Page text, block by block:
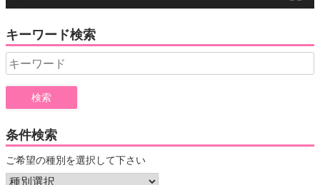
キーワード検索
Search
for:
条件検索
ご希望の種別を選択して下さい